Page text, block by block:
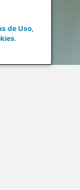
de Uso,
.